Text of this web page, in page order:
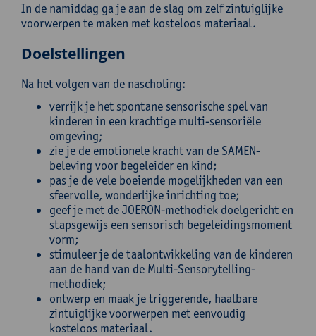
In de namiddag ga je aan de slag om zelf zintuiglijke
voorwerpen te maken met kosteloos materiaal.
Doelstellingen
Na het volgen van de nascholing:
verrijk je het spontane sensorische spel van
kinderen in een krachtige multi-sensoriële
omgeving;
zie je de emotionele kracht van de SAMEN-
beleving voor begeleider en kind;
pas je de vele boeiende mogelijkheden van een
sfeervolle, wonderlijke inrichting toe;
geef je met de JOERON-methodiek doelgericht en
stapsgewijs een sensorisch begeleidingsmoment
vorm;
stimuleer je de taalontwikkeling van de kinderen
aan de hand van de Multi-Sensorytelling-
methodiek;
ontwerp en maak je triggerende, haalbare
zintuiglijke voorwerpen met eenvoudig
kosteloos materiaal.